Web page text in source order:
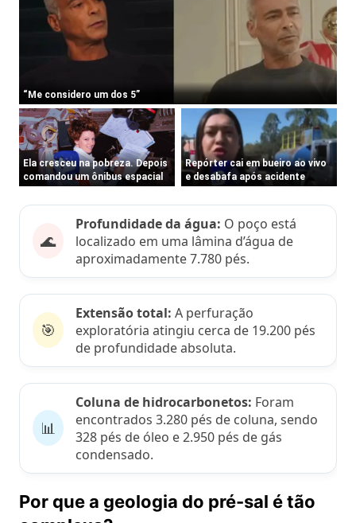
🌊
Profundidade da água: O poço está
localizado em uma lâmina d’água de
aproximadamente 7.780 pés.
🎯
Extensão total: A perfuração
exploratória atingiu cerca de 19.200 pés
de profundidade absoluta.
📊
Coluna de hidrocarbonetos: Foram
encontrados 3.280 pés de coluna, sendo
328 pés de óleo e 2.950 pés de gás
condensado.
Por que a geologia do pré-sal é tão